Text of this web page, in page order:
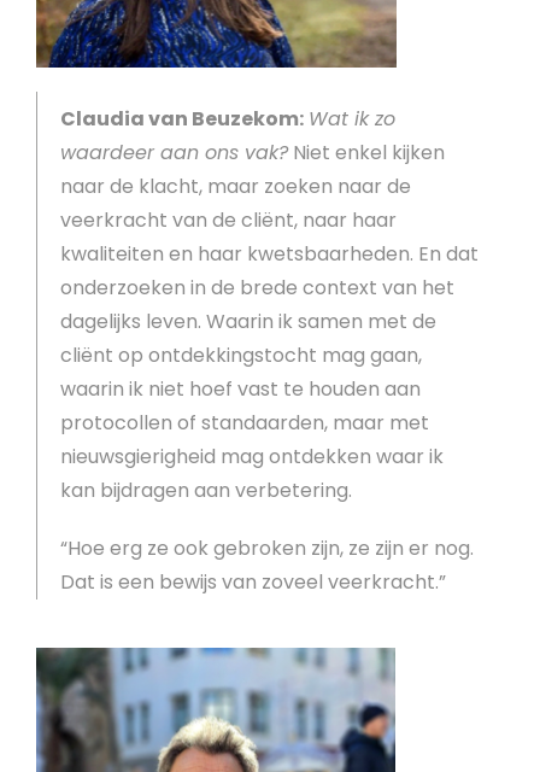
Claudia van Beuzekom: Wat ik zo
waardeer aan ons vak?Niet enkel kijken
naar de klacht, maar zoeken naar de
veerkracht van de cliënt, naar haar
kwaliteiten en haar kwetsbaarheden. En dat
onderzoeken in de brede context van het
dagelijks leven. Waarin ik samen met de
cliënt op ontdekkingstocht mag gaan,
waarin ik niet hoef vast te houden aan
protocollen of standaarden, maar met
nieuwsgierigheid mag ontdekken waar ik
kan bijdragen aan verbetering.
“Hoe erg ze ook gebroken zijn, ze zijn er nog.
Dat is een bewijs van zoveel veerkracht.”